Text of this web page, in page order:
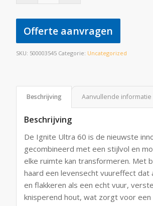
Offerte aanvragen
SKU: 500003545 Categorie: Uncategorized
Beschrijving Aanvullende informatie
Beschrijving
De Ignite Ultra 60 is de nieuwste
gecombineerd met een stijlvol en
elke ruimte kan transformeren. Met
haard een levensecht vuureffect dat
en flakkeren als een echt vuur,
knisperend hout, wat zorgt voor